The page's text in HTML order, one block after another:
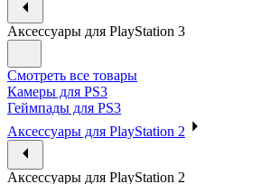
Аксессуары для PlayStation 3
Смотреть все товары
Камеры для PS3
Геймпады для PS3
Аксессуары для PlayStation 2
Аксессуары для PlayStation 2